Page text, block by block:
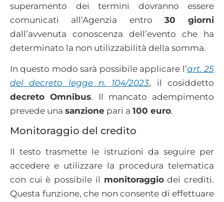
superamento dei termini dovranno essere
comunicati all’Agenzia entro 30 giorni
dall’avvenuta conoscenza dell’evento che ha
determinato la non utilizzabilità della somma.
In questo modo sarà possibile applicare l’art. 25
del decreto legge n. 104/2023, il cosiddetto
decreto Omnibus. Il mancato adempimento
prevede una sanzione pari a 100 euro.
Monitoraggio del credito
Il testo trasmette le istruzioni da seguire per
accedere e utilizzare la procedura telematica
con cui è possibile il monitoraggiodei crediti.
Questa funzione, che non consente di effettuare